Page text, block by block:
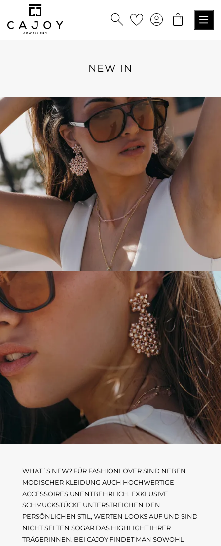
springen
NEW IN
WHAT´S NEW? FÜR FASHIONLOVER SIND NEBEN
MODISCHER KLEIDUNG AUCH HOCHWERTIGE
ACCESSOIRES UNENTBEHRLICH. EXKLUSIVE
SCHMUCKSTÜCKE UNTERSTREICHEN DEN
PERSÖNLICHEN STIL, WERTEN LOOKS AUF UND SIND
NICHT SELTEN SOGAR DAS HIGHLIGHT IHRER
TRÄGERINNEN. BEI CAJOY FINDET MAN SOWOHL